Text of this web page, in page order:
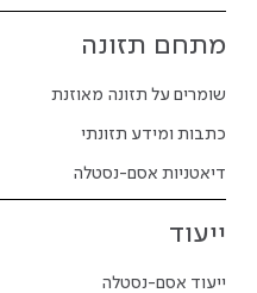
מתחם תזונה
שומרים על תזונה מאוזנת
כתבות ומידע תזונתי
דיאטניות אסם-נסטלה
ייעוד
ייעוד אסם-נסטלה